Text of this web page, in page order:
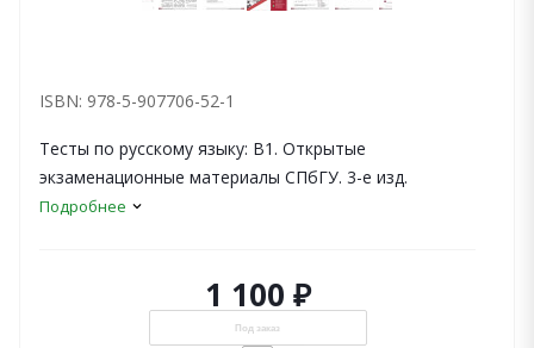
ISBN: 978-5-907706-52-1
Тесты по русскому языку: В1. Открытые
экзаменационные материалы СПбГУ. 3-е изд.
Подробнее
1 100 ₽
Под заказ